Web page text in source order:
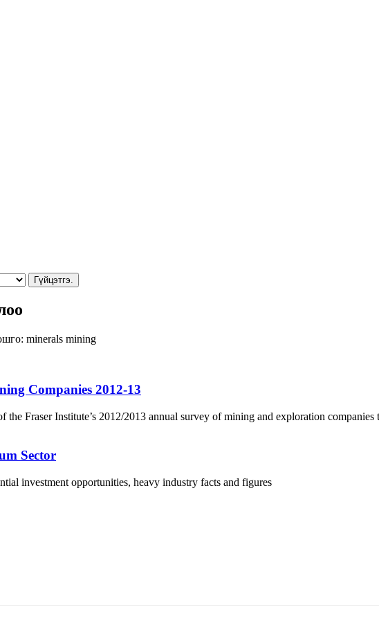
Гүйцэтгэ.
minerals mining
Companies 2012-13
the Fraser Institute’s 2012/2013 annual survey of mining and exploration
Sector
investment opportunities, heavy industry facts and figures